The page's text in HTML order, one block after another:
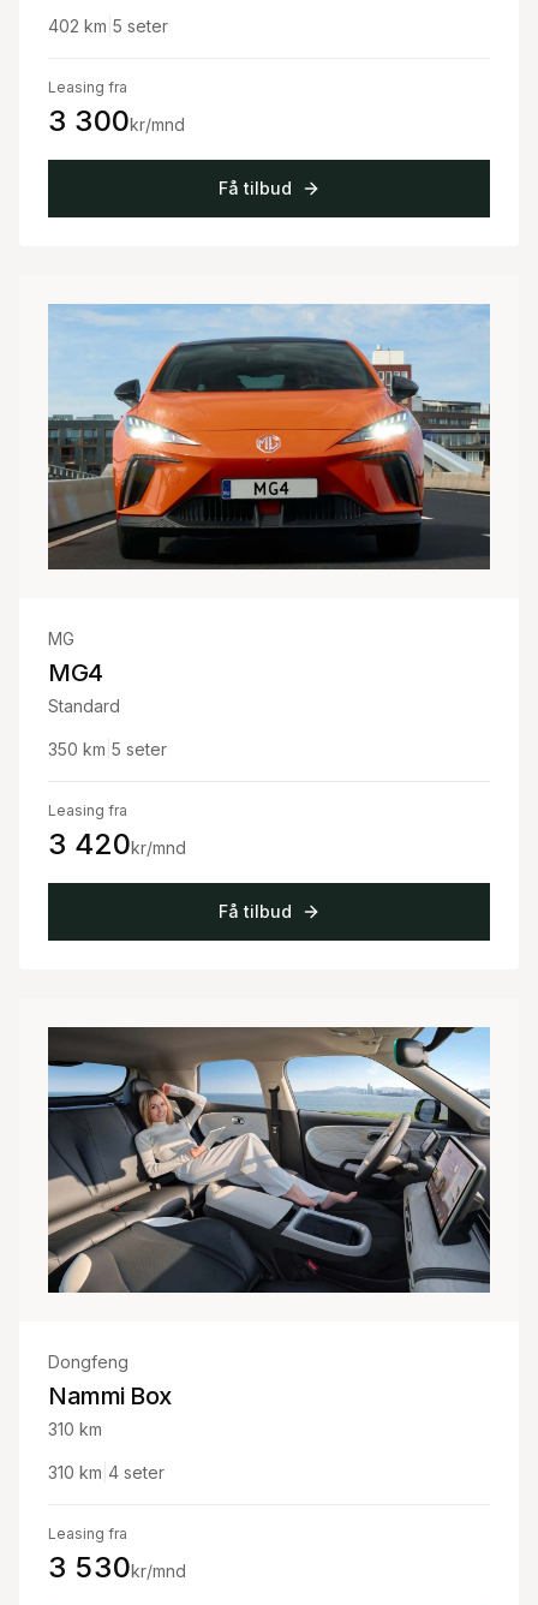
402 km 5 seter
Leasing fra
3 300kr/mnd
Få tilbud
MG
MG4
Standard
350 km 5 seter
Leasing fra
3 420kr/mnd
Få tilbud
Dongfeng
Nammi Box
310 km
310 km 4 seter
Leasing fra
3 530kr/mnd